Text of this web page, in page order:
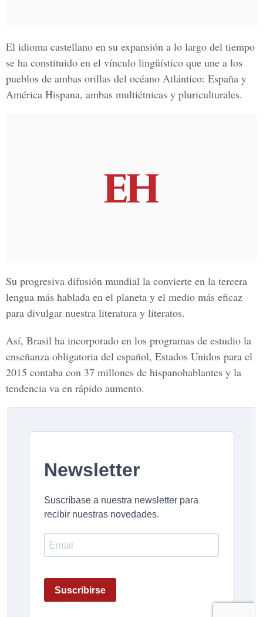
El idioma castellano en su expansión a lo largo del tiempo
se ha constituido en el vínculo lingüístico que une a los
pueblos de ambas orillas del océano Atlántico: España y
América Hispana, ambas multiétnicas y pluriculturales.
Su progresiva difusión mundial la convierte en la tercera
lengua más hablada en el planeta y el medio más eficaz
para divulgar nuestra literatura y literatos.
Así, Brasil ha incorporado en los programas de estudio la
enseñanza obligatoria del español, Estados Unidos para el
2015 contaba con 37 millones de hispanohablantes y la
tendencia va en rápido aumento.